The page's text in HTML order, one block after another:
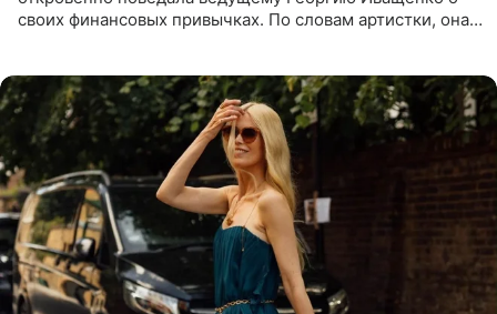
своих финансовых привычках. По словам артистки, она